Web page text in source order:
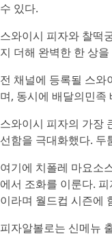
수 있다.
스와이시 피자와 찰떡
지 더해 완벽한 한 상
전 채널에 등록될 스
며, 동시에 배달의민족
스와이시 피자의 가장
선함을 극대화했다.
여기에 치폴레 마요소
에서 조화를 이룬다.
이라며 월드컵 시즌에
피자알볼로는 신메뉴